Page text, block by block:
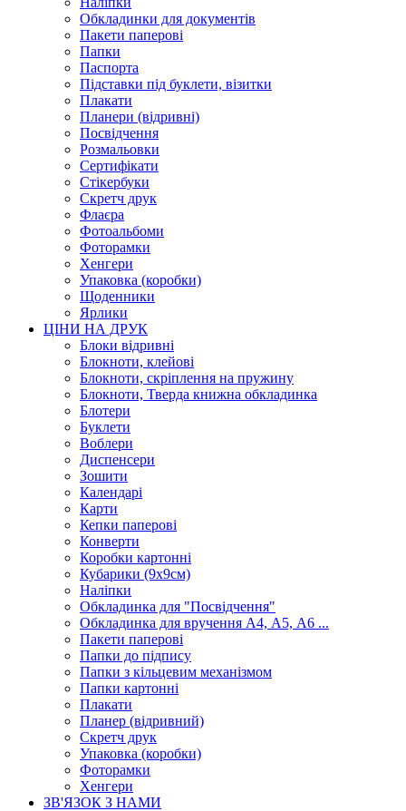
Обкладинки для документів
Пакети паперові
Папки
Паспорта
Підставки під буклети, візитки
Плакати
Планери (відривні)
Посвідчення
Розмальовки
Сертифікати
Стікербуки
Скретч друк
Флаєра
Фотоальбоми
Фоторамки
Хенгери
Упаковка (коробки)
Щоденники
Ярлики
ЦІНИ НА ДРУК
Блоки відривні
Блокноти, клейові
Блокноти, скріплення на пружину
Блокноти, Тверда книжна обкладинка
Блотери
Буклети
Воблери
Диспенсери
Зошити
Календарі
Карти
Кепки паперові
Конверти
Коробки картонні
Кубарики (9х9см)
Наліпки
Обкладинка для "Посвідчення"
Обкладинка для вручення А4, А5, А6 ...
Пакети паперові
Папки до підпису
Папки з кільцевим механізмом
Папки картонні
Плакати
Планер (відривний)
Скретч друк
Упаковка (коробки)
Фоторамки
Хенгери
ЗВ'ЯЗОК З НАМИ